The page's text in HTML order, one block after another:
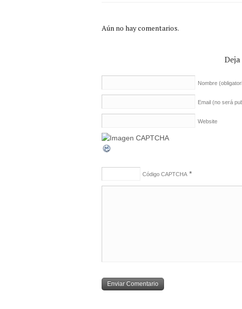
Aún no hay comentarios.
Nombre
Email (no será
Website
Código CAPTCHA *